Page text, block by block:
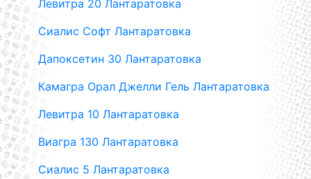
Левитра 20 Лантаратовка
Сиалис Софт Лантаратовка
Дапоксетин 30 Лантаратовка
Камагра Орал Джелли Гель Лантаратовка
Левитра 10 Лантаратовка
Виагра 130 Лантаратовка
Сиалис 5 Лантаратовка